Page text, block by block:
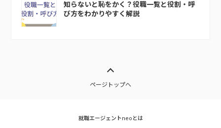
知らないと恥をかく？役職一覧と役割・呼
び方をわかりやすく解説
ページトップへ
就職エージェントneoとは